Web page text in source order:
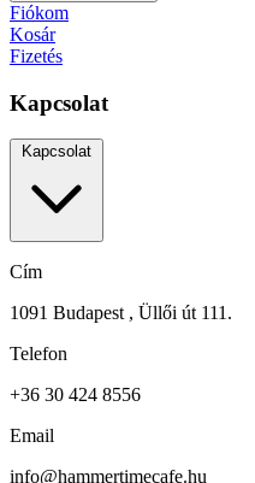
Fiókom
Kosár
Fizetés
Kapcsolat
Kapcsolat
Cím
1091 Budapest , Üllői út 111.
Telefon
+36 30 424 8556
Email
info@hammertimecafe.hu